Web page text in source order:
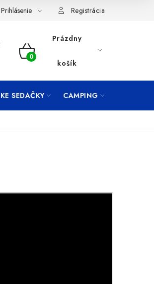
Prihlásenie Registrácia
NÁKUPNÝ
Prázdny
košík
SEDAČKY CAMPING